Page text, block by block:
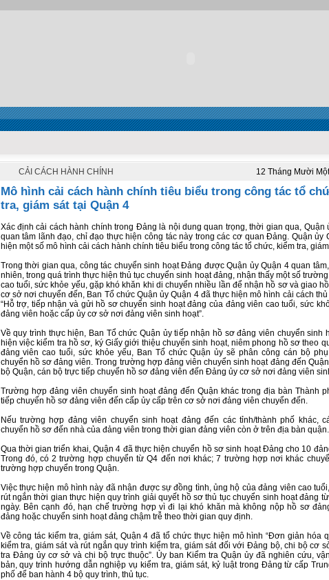
CẢI CÁCH HÀNH CHÍNH
12 Tháng Mười
Mô hình cải cách hành chính tiêu biểu trong công tác tổ
tra, giám sát tại Quận 4
Xác định cải cách hành chính trong Đảng là nội dung quan trọng, thời gian qua, Quận
quan tâm lãnh đạo, chỉ đạo thực hiện công tác này trong các cơ quan Đảng. Quận ủy
hiện một số mô hình cải cách hành chính tiêu biểu trong công tác tổ chức, kiểm tra,
Trong thời gian qua, công tác chuyển sinh hoạt Đảng được Quận ủy Quận 4 quan
nhiên, trong quá trình thực hiện thủ tục chuyển sinh hoạt đảng, nhận thấy một số
cao tuổi, sức khỏe yếu, gặp khó khăn khi di chuyển nhiều lần để nhận hồ sơ và giao
cơ sở nơi chuyển đến, Ban Tổ chức Quận ủy Quận 4 đã thực hiện mô hình cải cách
“Hỗ trợ, tiếp nhận và gửi hồ sơ chuyển sinh hoạt đảng của đảng viên cao tuổi, sức
đảng viên hoặc cấp ủy cơ sở nơi đảng viên sinh hoạt”.
Về quy trình thực hiện, Ban Tổ chức Quận ủy tiếp nhận hồ sơ đảng viên chuyển sinh
hiện việc kiểm tra hồ sơ, ký Giấy giới thiệu chuyển sinh hoạt, niêm phong hồ sơ theo
đảng viên cao tuổi, sức khỏe yếu, Ban Tổ chức Quận ủy sẽ phân công cán bộ
chuyển hồ sơ đảng viên. Trong trường hợp đảng viên chuyển sinh hoạt đảng đến
bộ Quận, cán bộ trực tiếp chuyển hồ sơ đảng viên đến Đảng ủy cơ sở nơi đảng viên
Trường hợp đảng viên chuyển sinh hoạt đảng đến Quận khác trong địa bàn Thành
tiếp chuyển hồ sơ đảng viên đến cấp ủy cấp trên cơ sở nơi đảng viên chuyển đến.
Nếu trường hợp đảng viên chuyển sinh hoạt đảng đến các tỉnh/thành phố khác,
chuyển hồ sơ đến nhà của đảng viên trong thời gian đảng viên còn ở trên địa bàn quận.
Qua thời gian triển khai, Quận 4 đã thực hiện chuyển hồ sơ sinh hoạt Đảng cho 10
Trong đó, có 2 trường hợp chuyển từ Q4 đến nơi khác; 7 trường hợp nơi khác
trường hợp chuyển trong Quận.
Việc thực hiện mô hình này đã nhận được sự đồng tình, ủng hộ của đảng viên cao
rút ngắn thời gian thực hiện quy trình giải quyết hồ sơ thủ tục chuyển sinh hoạt đảng
ngày. Bên cạnh đó, hạn chế trường hợp vì đi lại khó khăn mà không nộp hồ sơ
đảng hoặc chuyển sinh hoạt đảng chậm trễ theo thời gian quy định.
Về công tác kiểm tra, giám sát, Quận 4 đã tổ chức thực hiện mô hình “Đơn giản hóa
kiểm tra, giám sát và rút ngắn quy trình kiểm tra, giám sát đối với Đảng bộ, chi bộ cơ
tra Đảng ủy cơ sở và chi bộ trực thuộc”. Ủy ban Kiểm tra Quận ủy đã nghiên cứu,
bản, quy trình hướng dẫn nghiệp vụ kiểm tra, giám sát, kỷ luật trong Đảng từ cấp
phố để ban hành 4 bộ quy trình, thủ tục.